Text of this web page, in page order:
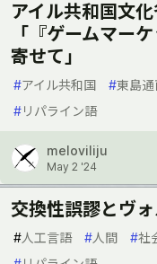
アイル共和国文
「『ゲームマー
寄せて」
#アイル共和国 #東島
#リパライン語
meloviliju
May 2 '24
交換性誤謬とヴ
#人工言語 #人間 #社